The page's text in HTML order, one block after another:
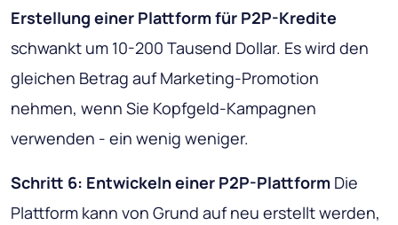
Erstellung einer Plattform für P2P-Kredite
schwankt um 10-200 Tausend Dollar. Es wird den
gleichen Betrag auf Marketing-Promotion
nehmen, wenn Sie Kopfgeld-Kampagnen
verwenden - ein wenig weniger.
Schritt 6: Entwickeln einer P2P-Plattform Die
Plattform kann von Grund auf neu erstellt werden,